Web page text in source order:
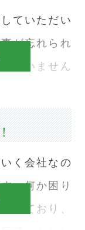
ていただい
が忘れられ
思いません
く会社なの
。何か困り
っており、